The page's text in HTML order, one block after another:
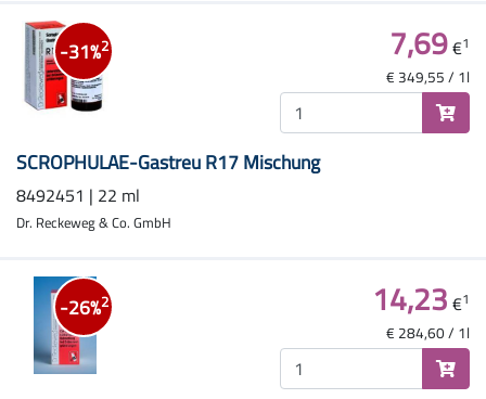
-31%2
SCROPHULAE-Gastreu R17 Mischung
8492451 | 22 ml
Dr. Reckeweg & Co. GmbH
7,69€1
€ 349,55 / 1l
-26%2 14,23€1
€ 284,60 / 1l